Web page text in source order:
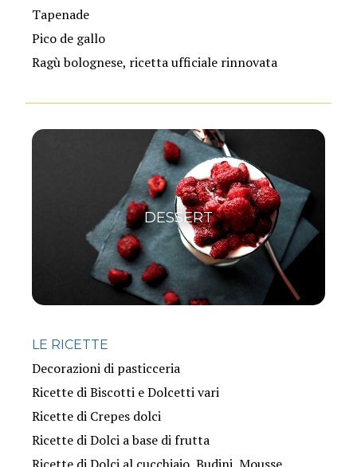
Tapenade
Pico de gallo
Ragù bolognese, ricetta ufficiale rinnovata
DESSERT
LE RICETTE
Decorazioni di pasticceria
Ricette di Biscotti e Dolcetti vari
Ricette di Crepes dolci
Ricette di Dolci a base di frutta